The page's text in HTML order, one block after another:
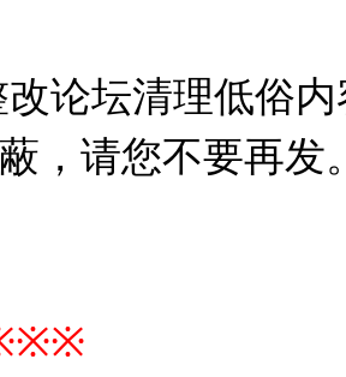
改论坛清理低俗
，请您不要再发